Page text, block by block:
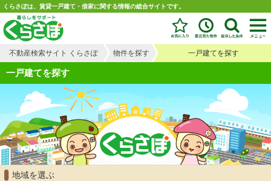
くらさぽは、賃貸一戸建て・借家に関する情報の総合サイトです。
不動産検索サイト くらさぽ 物件を探す 一戸建てを探す
一戸建てを探す
地域を選ぶ